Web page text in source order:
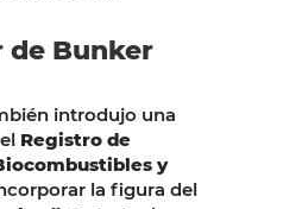
de Bunker
introdujo una
Registro de
y
la figura del